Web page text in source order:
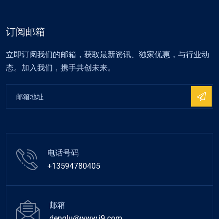
订阅邮箱
立即订阅我们的邮箱，获取最新资讯、独家优惠，与行业动
态。加入我们，携手共创未来。
电话号码
+13594780405
邮箱